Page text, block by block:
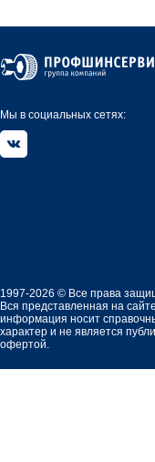
Мы в социальных сетях:
1997-2026 © Все права
Вся представленная на сайте
информация носит
характер и не является
офертой.